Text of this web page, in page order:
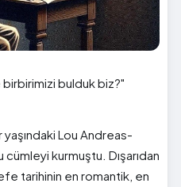
birbirimizi bulduk biz?"
Lou Andreas-
kurmuştu. Dışarıdan
tarihinin en romantik, en